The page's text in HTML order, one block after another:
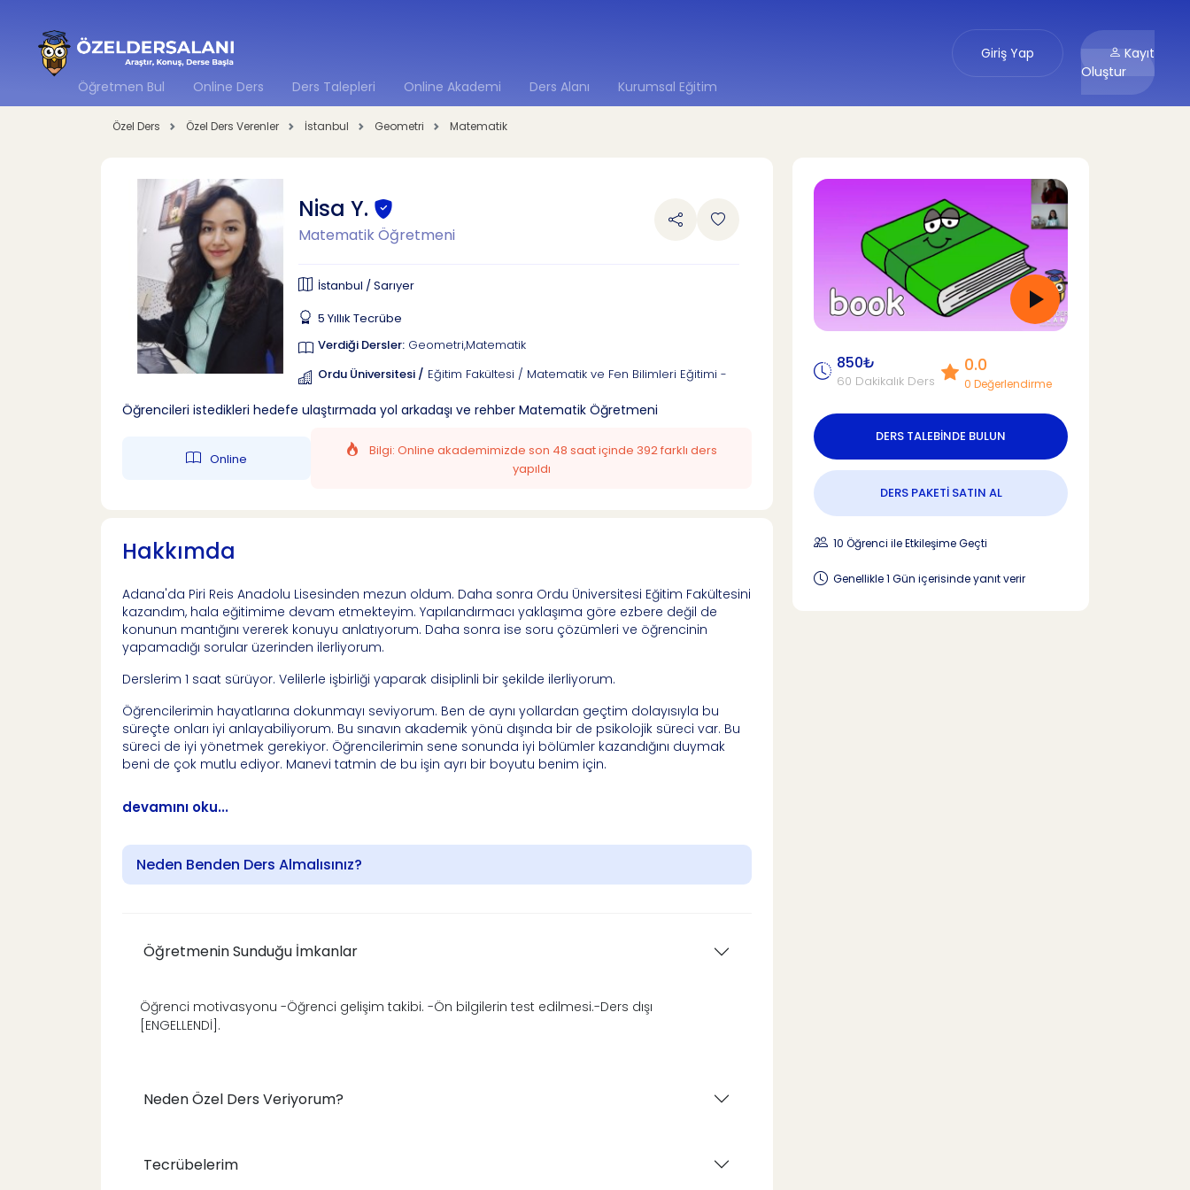
Öğretmen Bul Online Ders Ders Talepleri Online Akademi Ders Alanı Kurumsal Eğitim
Giriş Yap
Kayıt
Oluştur
Özel Ders Özel Ders Verenler İstanbul Geometri Matematik
Nisa Y.
Matematik Öğretmeni
İstanbul / Sarıyer
5 Yıllık Tecrübe
Verdiği Dersler: Geometri,Matematik
Ordu Üniversitesi / Eğitim Fakültesi / Matematik ve Fen Bilimleri Eğitimi -
Öğrencileri istedikleri hedefe ulaştırmada yol arkadaşı ve rehber Matematik Öğretmeni
Online
Bilgi: Online akademimizde son 48 saat içinde 392 farklı ders
yapıldı
Hakkımda
Adana'da Piri Reis Anadolu Lisesinden mezun oldum. Daha sonra Ordu Üniversitesi Eğitim Fakültesini
kazandım, hala eğitimime devam etmekteyim. Yapılandırmacı yaklaşıma göre ezbere değil de
konunun mantığını vererek konuyu anlatıyorum. Daha sonra ise soru çözümleri ve öğrencinin
yapamadığı sorular üzerinden ilerliyorum.
Derslerim 1 saat sürüyor. Velilerle işbirliği yaparak disiplinli bir şekilde ilerliyorum.
Öğrencilerimin hayatlarına dokunmayı seviyorum. Ben de aynı yollardan geçtim dolayısıyla bu
süreçte onları iyi anlayabiliyorum. Bu sınavın akademik yönü dışında bir de psikolojik süreci var. Bu
süreci de iyi yönetmek gerekiyor. Öğrencilerimin sene sonunda iyi bölümler kazandığını duymak
beni de çok mutlu ediyor. Manevi tatmin de bu işin ayrı bir boyutu benim için.
devamını oku...
Neden Benden Ders Almalısınız?
Öğretmenin Sunduğu İmkanlar
Öğrenci motivasyonu -Öğrenci gelişim takibi. -Ön bilgilerin test edilmesi.-Ders dışı
[ENGELLENDİ].
Neden Özel Ders Veriyorum?
Tecrübelerim
850₺
60 Dakikalık Ders
0.0
0 Değerlendirme
DERS TALEBİNDE BULUN
DERS PAKETİ SATIN AL
10 Öğrenci ile Etkileşime Geçti
Genellikle 1 Gün içerisinde yanıt verir